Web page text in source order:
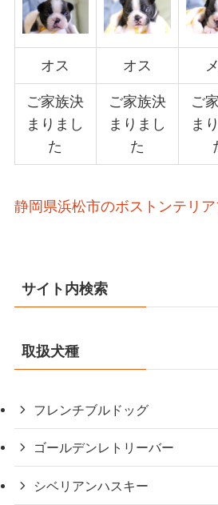
オス オス
ご家族決
まりまし
た
ご家族決
まりまし
た
ご
ま
静岡県浜松市のボストンテリ
サイト内検索
取扱犬種
フレンチブルドッグ
ゴールデンレトリーバー
シベリアンハスキー